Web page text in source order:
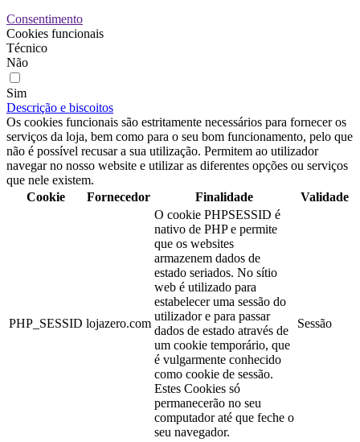
Consentimento
Cookies funcionais
Técnico
Não
Sim
Descrição e biscoitos
Os cookies funcionais são estritamente necessários para fornecer os
serviços da loja, bem como para o seu bom funcionamento, pelo que
não é possível recusar a sua utilização. Permitem ao utilizador
navegar no nosso website e utilizar as diferentes opções ou serviços
que nele existem.
Cookie
Fornecedor Finalidade Validade
PHP_SESSID lojazero.com
O cookie PHPSESSID é
nativo de PHP e permite
que os websites
armazenem dados de
estado seriados. No sítio
web é utilizado para
estabelecer uma sessão do
utilizador e para passar
dados de estado através de
um cookie temporário, que
é vulgarmente conhecido
como cookie de sessão.
Estes Cookies só
permanecerão no seu
computador até que feche o
seu navegador.
Sessão